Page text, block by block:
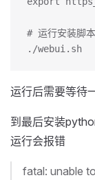
# 运行安装脚本
./webui.sh
运行后需要等待
到最后安装
运行会报错
fatal: unable